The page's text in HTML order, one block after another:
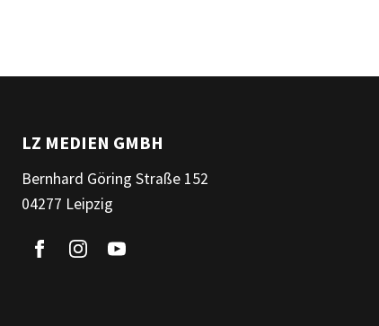
LZ MEDIEN GMBH
Bernhard Göring Straße 152
04277 Leipzig